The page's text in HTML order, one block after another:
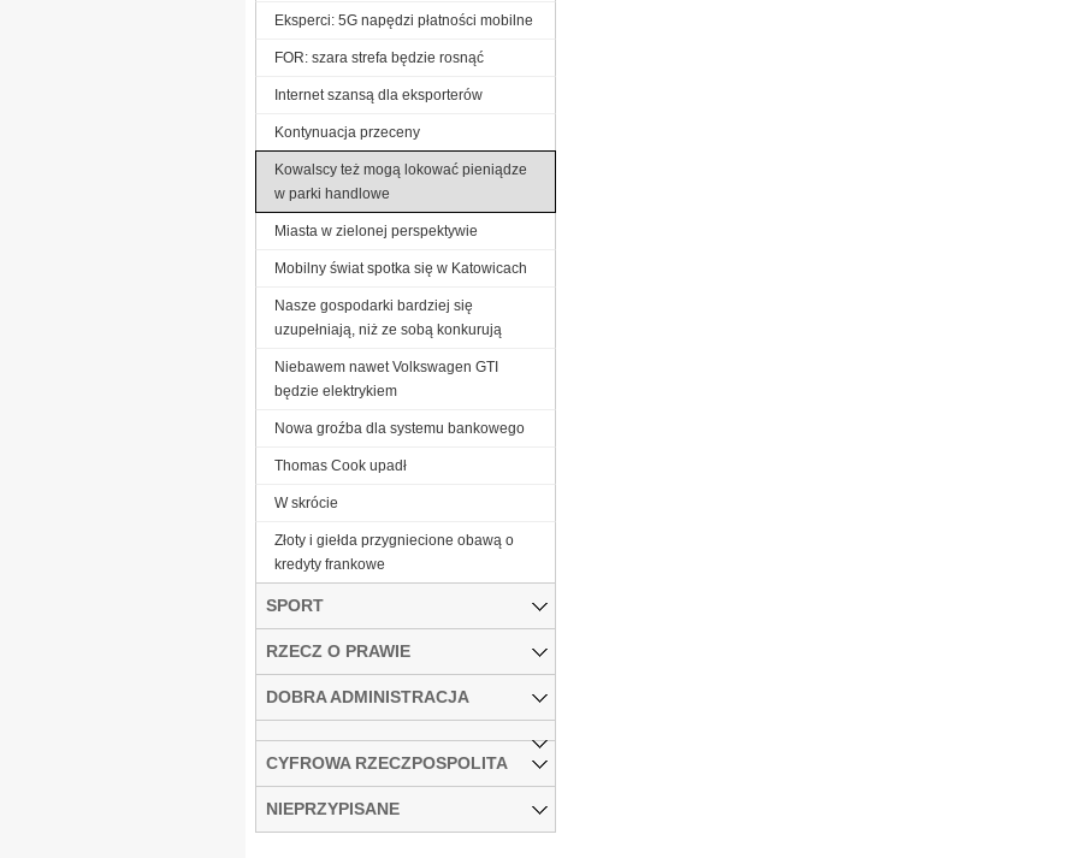
Eksperci: 5G napędzi płatności mobilne
FOR: szara strefa będzie rosnąć
Internet szansą dla eksporterów
Kontynuacja przeceny
Kowalscy też mogą lokować pieniądze
w parki handlowe
Miasta w zielonej perspektywie
Mobilny świat spotka się w Katowicach
Nasze gospodarki bardziej się
uzupełniają, niż ze sobą konkurują
Niebawem nawet Volkswagen GTI
będzie elektrykiem
Nowa groźba dla systemu bankowego
Thomas Cook upadł
W skrócie
Złoty i giełda przygniecione obawą o
kredyty frankowe
SPORT
RZECZ O PRAWIE
DOBRA ADMINISTRACJA
CYFROWA RZECZPOSPOLITA
NIEPRZYPISANE